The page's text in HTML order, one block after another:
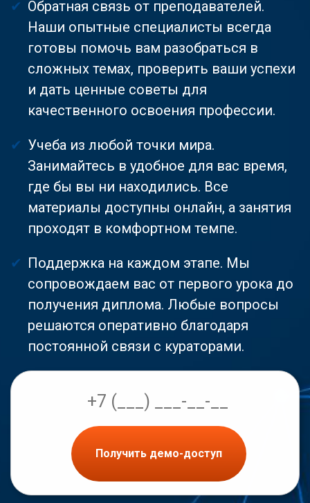
Обратная связь от преподавателей.
Наши опытные специалисты всегда
готовы помочь вам разобраться в
сложных темах, проверить ваши успехи
и дать ценные советы для
качественного освоения профессии.
Учеба из любой точки мира.
Занимайтесь в удобное для вас время,
где бы вы ни находились. Все
материалы доступны онлайн, а занятия
проходят в комфортном темпе.
Поддержка на каждом этапе. Мы
сопровождаем вас от первого урока до
получения диплома. Любые вопросы
решаются оперативно благодаря
постоянной связи с кураторами.
Получить демо-доступ